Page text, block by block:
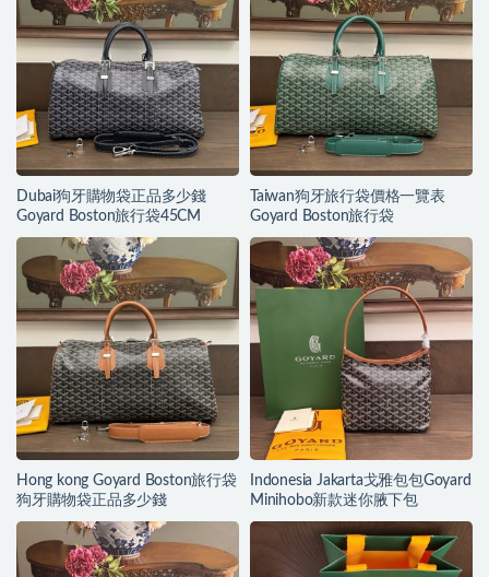
Dubai狗牙購物袋正品多少錢
Goyard Boston旅行袋45CM
Taiwan狗牙旅行袋價格一覽表
Goyard Boston旅行袋
Hong kong Goyard Boston旅行袋
狗牙購物袋正品多少錢
Indonesia Jakarta戈雅包包Goyard
Minihobo新款迷你腋下包